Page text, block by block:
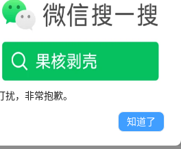
E5DM
，什么都没有留下～
，非常抱歉。
知道了